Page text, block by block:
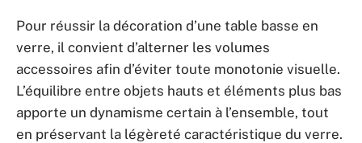
Pour réussir la décoration d’une table basse en
verre, il convient d’alterner les volumes
accessoires afin d’éviter toute monotonie visuelle.
L’équilibre entre objets hauts et éléments plus bas
apporte un dynamisme certain à l’ensemble, tout
en préservant la légèreté caractéristique du verre.